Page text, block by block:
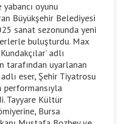
oyunu
Büyükşehir Belediyesi
sanat sezonunda yeni
buluşturdu. Max
adlı
tarafından uyarlanan
eser, Şehir Tiyatrosu
performansıyla
Tayyare Kültür
Bursa